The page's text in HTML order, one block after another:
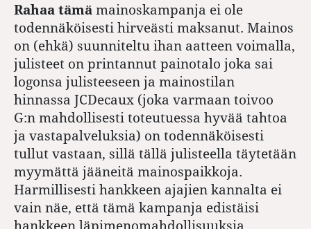
Rahaa tämä mainoskampanja ei ole
todennäköisesti hirveästi maksanut. Mainos
on (ehkä) suunniteltu ihan aatteen voimalla,
julisteet on printannut painotalo joka sai
logonsa julisteeseen ja mainostilan
hinnassa JCDecaux (joka varmaan toivoo
G:n mahdollisesti toteutuessa hyvää tahtoa
ja vastapalveluksia) on todennäköisesti
tullut vastaan, sillä tällä julisteella täytetään
myymättä jääneitä mainospaikkoja.
Harmillisesti hankkeen ajajien kannalta ei
vain näe, että tämä kampanja edistäisi
hankkeen läpimenomahdollisuuksia